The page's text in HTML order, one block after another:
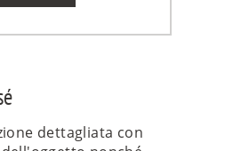
dettagliata con